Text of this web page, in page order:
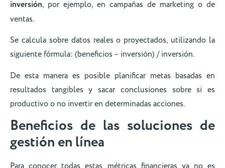
inversión, por ejemplo, en campañas de marketing o de
ventas.
Se calcula sobre datos reales o proyectados, utilizando la
siguiente fórmula: (beneficios – inversión) / inversión.
De esta manera es posible planificar metas basadas en
resultados tangibles y sacar conclusiones sobre si es
productivo o no invertir en determinadas acciones.
Beneficios de las soluciones de
gestión en línea